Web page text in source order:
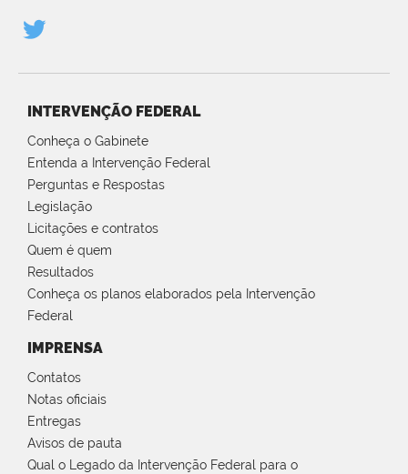
INTERVENÇÃO FEDERAL
Conheça o Gabinete
Entenda a Intervenção Federal
Perguntas e Respostas
Legislação
Licitações e contratos
Quem é quem
Resultados
Conheça os planos elaborados pela Intervenção
Federal
IMPRENSA
Contatos
Notas oficiais
Entregas
Avisos de pauta
Qual o Legado da Intervenção Federal para o